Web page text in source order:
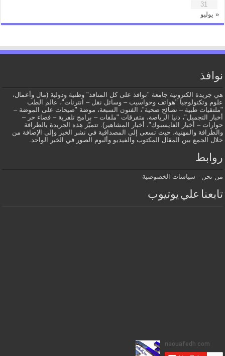
31
« يوليو
نوافذ
هي جريدة الكترونية جامعة "نوافذ على كل المنافذ" وطنية ودولية (مال وأعمال،
علوم وتكنولوجيا "هواتف وحواسيب – وسائل نقل – انترنات"، عالم الطب
"ملتقيات طبية – نصائح صحية"، الفنون السبعة، موضة "صيحات على الموضة –
أخبار التجميل"، دنيا الرياضة، متفرقات "ملفات – برامج تلفزية – فضاء حر –
حوارات – أخبار الفايسبوك"، أخبار المشاهير). تتميّز هذه الجريدة بالطرافة
والظرافة والمهنية، حيث تسعى إلى المصداقية في نشر الخبر وإلى الإضافة من
خلال الجمع بين المقال المكتوب والفيديو وألبوم الصور في الخبر الواحد.
روابط
من نحن - سياسات الخصوصية
تابعنا علي يوتيوب